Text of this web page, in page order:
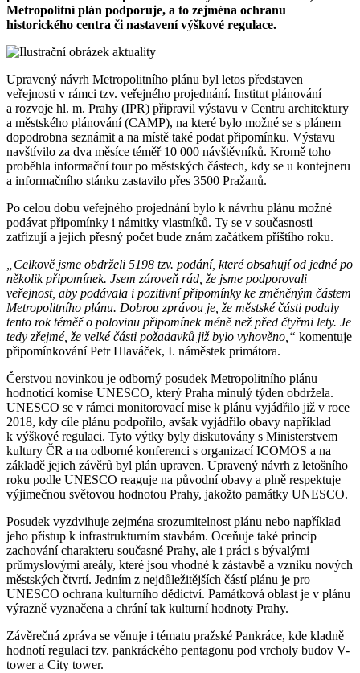
Metropolitní plán podporuje, a to zejména ochranu
historického centra či nastavení výškové regulace.
Upravený návrh Metropolitního plánu byl letos představen
veřejnosti v rámci tzv. veřejného projednání. Institut plánování
a rozvoje hl. m. Prahy (IPR) připravil výstavu v Centru architektury
a městského plánování (CAMP), na které bylo možné se s plánem
dopodrobna seznámit a na místě také podat připomínku. Výstavu
navštívilo za dva měsíce téměř 10 000 návštěvníků. Kromě toho
proběhla informační tour po městských částech, kdy se u kontejneru
a informačního stánku zastavilo přes 3500 Pražanů.
Po celou dobu veřejného projednání bylo k návrhu plánu možné
podávat připomínky i námitky vlastníků. Ty se v současnosti
zatřizují a jejich přesný počet bude znám začátkem příštího roku.
„Celkově jsme obdrželi 5198 tzv. podání, které obsahují od jedné po
několik připomínek. Jsem zároveň rád, že jsme podporovali
veřejnost, aby podávala i pozitivní připomínky ke změněným částem
Metropolitního plánu. Dobrou zprávou je, že městské části podaly
tento rok téměř o polovinu připomínek méně než před čtyřmi lety. Je
tedy zřejmé, že velké části požadavků již bylo vyhověno,“ komentuje
připomínkování Petr Hlaváček, I. náměstek primátora.
Čerstvou novinkou je odborný posudek Metropolitního plánu
hodnotící komise UNESCO, který Praha minulý týden obdržela.
UNESCO se v rámci monitorovací mise k plánu vyjádřilo již v roce
2018, kdy cíle plánu podpořilo, avšak vyjádřilo obavy například
k výškové regulaci. Tyto výtky byly diskutovány s Ministerstvem
kultury ČR a na odborné konferenci s organizací ICOMOS a na
základě jejich závěrů byl plán upraven. Upravený návrh z letošního
roku podle UNESCO reaguje na původní obavy a plně respektuje
výjimečnou světovou hodnotou Prahy, jakožto památky UNESCO.
Posudek vyzdvihuje zejména srozumitelnost plánu nebo například
jeho přístup k infrastrukturním stavbám. Oceňuje také princip
zachování charakteru současné Prahy, ale i práci s bývalými
průmyslovými areály, které jsou vhodné k zástavbě a vzniku nových
městských čtvrtí. Jedním z nejdůležitějších částí plánu je pro
UNESCO ochrana kulturního dědictví. Památková oblast je v plánu
výrazně vyznačena a chrání tak kulturní hodnoty Prahy.
Závěrečná zpráva se věnuje i tématu pražské Pankráce, kde kladně
hodnotí regulaci tzv. pankráckého pentagonu pod vrcholy budov V-
tower a City tower.